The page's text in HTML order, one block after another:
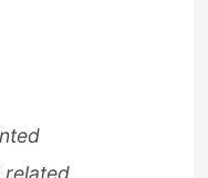
related